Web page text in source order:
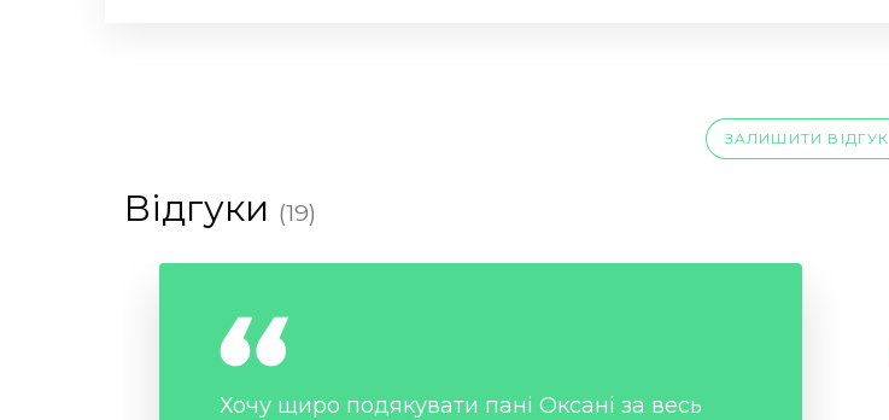
ЗАЛИШИТИ ВІДГУК
Відгуки (19)
Хочу щиро подякувати пані Оксані за весь